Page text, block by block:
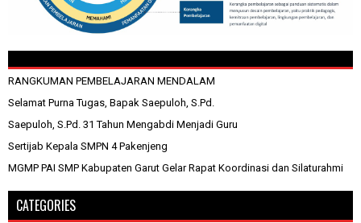
RANGKUMAN PEMBELAJARAN MENDALAM
Selamat Purna Tugas, Bapak Saepuloh, S.Pd.
Saepuloh, S.Pd. 31 Tahun Mengabdi Menjadi Guru
Sertijab Kepala SMPN 4 Pakenjeng
MGMP PAI SMP Kabupaten Garut Gelar Rapat Koordinasi dan Silaturahmi
CATEGORIES